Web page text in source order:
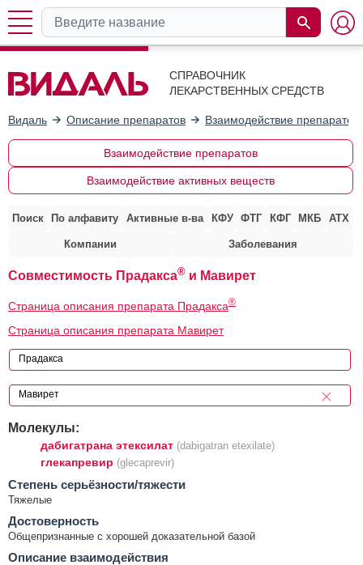
СПРАВОЧНИК
ЛЕКАРСТВЕННЫХ СРЕДСТВ
Видаль Описание препаратов Взаимодействие препаратов
Взаимодействие препаратов
Взаимодействие активных веществ
Поиск По алфавиту Активные в-ва КФУ ФТГ КФГ МКБ АТХ
Компании Заболевания
Совместимость Прадакса® и Мавирет
Страница описания препарата Прадакса®
Страница описания препарата Мавирет
Молекулы:
дабигатрана этексилат (dabigatran etexilate)
глекапревир (glecaprevir)
Cтепень серьёзности/тяжести
Тяжелые
Достоверность
Общепризнанные с хорошей доказательной базой
Описание взаимодействия